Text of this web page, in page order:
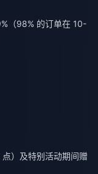
（98% 的订单在 10-
）及特别活动期间赠